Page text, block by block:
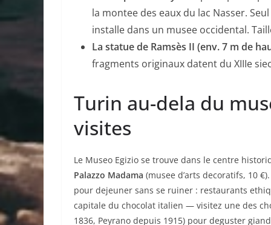
la montee des eaux du lac Nasser.
installe dans un musee occidental.
La statue de Ramsès II (env. 7 m de
fragments originaux datent du XIIIe
Turin au-dela du
visites
Le Museo Egizio se trouve dans le centre
Palazzo Madama (musee d’arts decoratifs, 10
pour dejeuner sans se ruiner : restaurants
capitale du chocolat italien — visitez une des
1836, Peyrano depuis 1915) pour deguster